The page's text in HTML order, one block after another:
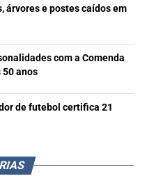
árvores e postes caídos em
com a Comenda
anos
de futebol certifica 21